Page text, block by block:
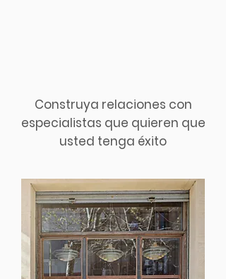
Construya relaciones con
especialistas que quieren que
usted tenga éxito